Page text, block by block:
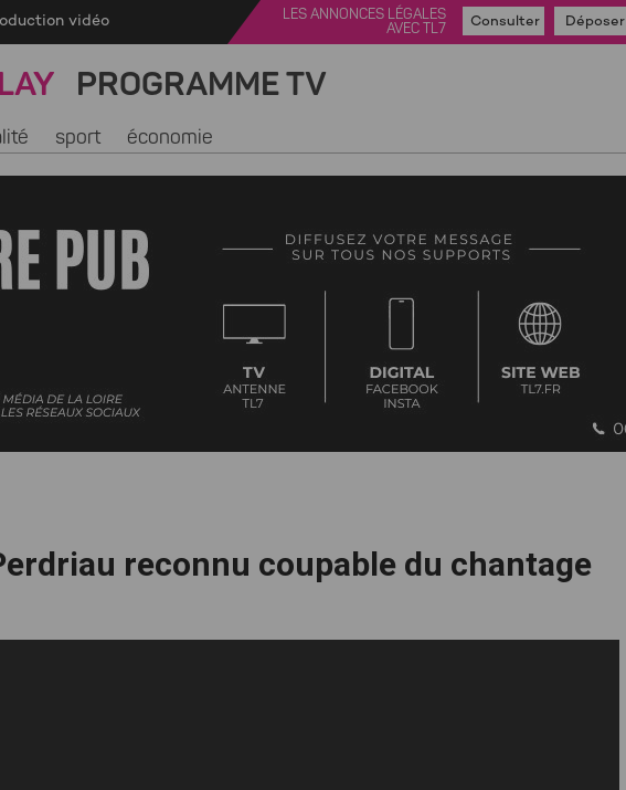
vidéo
LES ANNONCES LÉGALES
AVEC TL7
Consulter Déposer
PROGRAMME TV
sport économie
reconnu coupable du chantage